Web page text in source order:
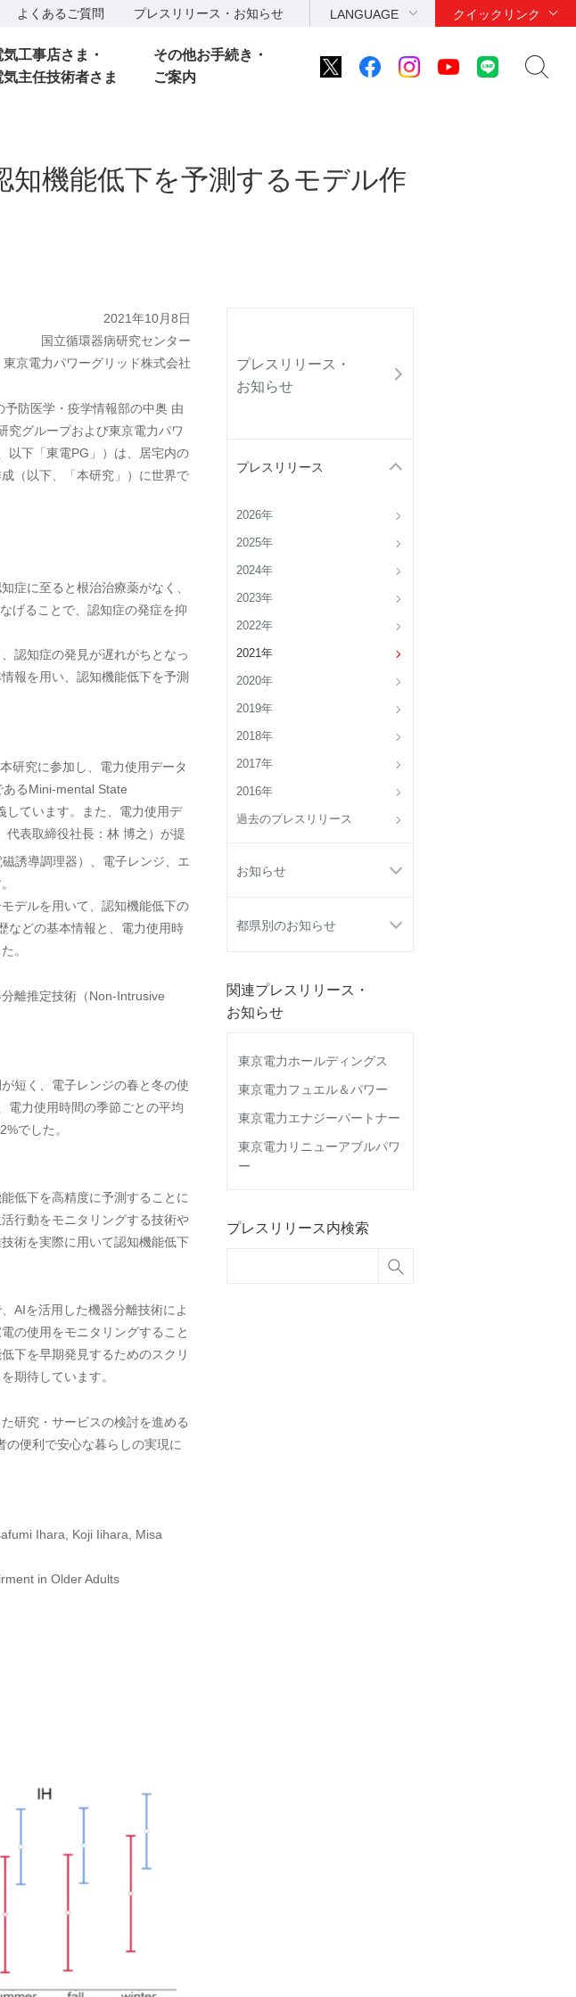
よくあるご質問 プレスリリース・お知らせ LANGUAGE クイックリンク
気工事店さま・
気主任技術者さま
その他お手続き・
ご案内
プレスリリース・
お知らせ
プレスリリース
2026年
2025年
2024年
2023年
2022年
2021年
2020年
2019年
2018年
2017年
2016年
過去のプレスリリース
お知らせ
都県別のお知らせ
関連プレスリリース・
お知らせ
東京電力ホールディングス
東京電力フュエル＆パワー
東京電力エナジーパートナー
東京電力リニューアブルパワ
ー
プレスリリース内検索
機能低下を予測するモデル作
2021年10月8日
国立循環器病研究センター
東京電力パワーグリッド株式会社
防医学・疫学情報部の中奥 由
究グループおよび東京電力パワ
以下「東電PG」）は、居宅内の
（以下、「本研究」）に世界で
症に至ると根治治療薬がなく、
げることで、認知症の発症を抑
認知症の発見が遅れがちとなっ
報を用い、認知機能低下を予測
研究に参加し、電力使用データ
るMini-mental State
しています。また、電力使用デ
代表取締役社長：林 博之）が提
誘導調理器）、電子レンジ、エ
デルを用いて、認知機能低下の
などの基本情報と、電力使用時
。
離推定技術（Non-Intrusive
短く、電子レンジの春と冬の使
電力使用時間の季節ごとの平均
でした。
低下を高精度に予測することに
行動をモニタリングする技術や
術を実際に用いて認知機能低下
AIを活用した機器分離技術によ
の使用をモニタリングすること
下を早期発見するためのスクリ
期待しています。
研究・サービスの検討を進める
便利で安心な暮らしの実現に
Ihara, Koji Iihara, Misa
in Older Adults